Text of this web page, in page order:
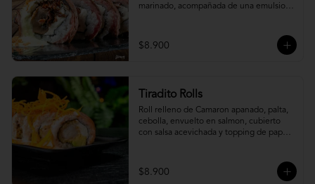
marinado, acompañada de una emulsion
$8.900
Tiradito Rolls
Roll relleno de Camaron apanado, palta,
cebolla, envuelto en salmon, cubierto
con salsa acevichada y topping de papa
$8.900